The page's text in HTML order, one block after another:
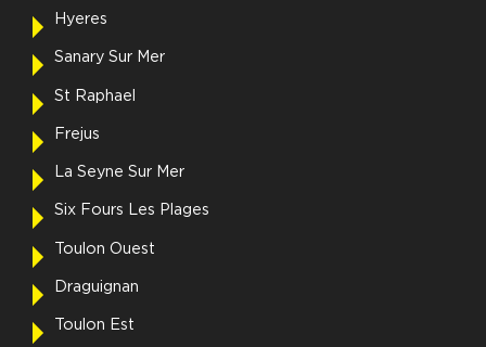
Hyeres
Sanary Sur Mer
St Raphael
Frejus
La Seyne Sur Mer
Six Fours Les Plages
Toulon Ouest
Draguignan
Toulon Est